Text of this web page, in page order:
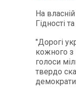
На
Гідності
"Дорогі
кожного з
голоси
твердо